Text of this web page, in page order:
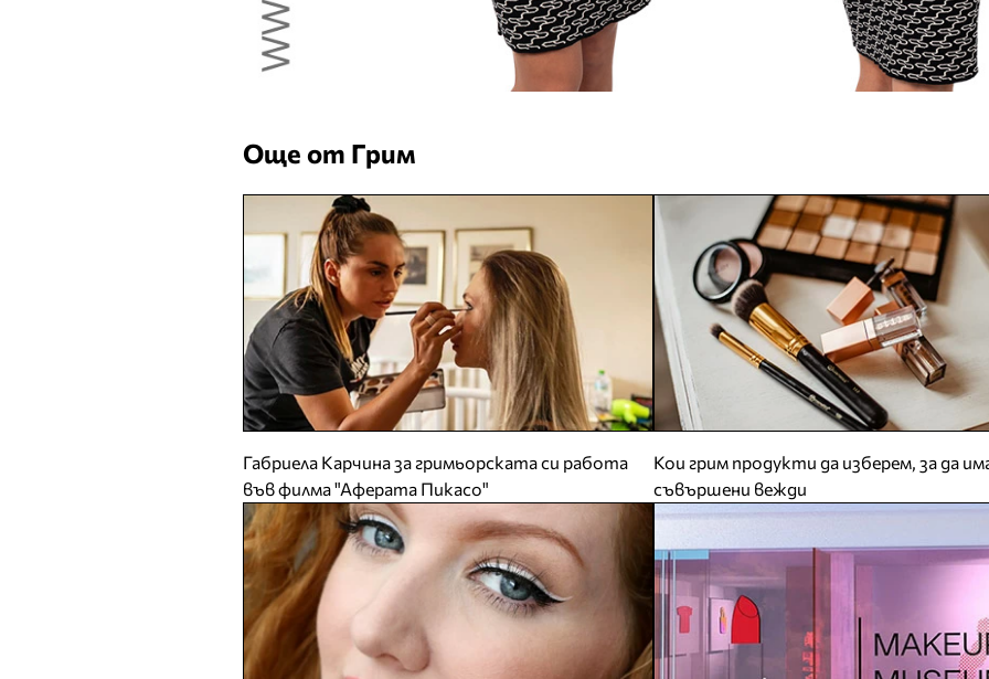
Още от Грим
Габриела Карчина за гримьорската си работа
във филма "Аферата Пикасо"
Кои грим продукти да изберем, за да
съвършени вежди